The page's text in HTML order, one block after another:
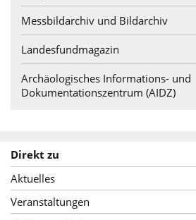
Messbildarchiv und Bildarchiv
Landesfundmagazin
Archäologisches Informations- und
Dokumentationszentrum (AIDZ)
Direkt zu
Aktuelles
Veranstaltungen